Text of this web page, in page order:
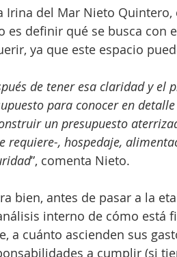
Irina del Mar Nieto
es definir qué se busca con
ya que este espacio
de tener esa claridad y
para conocer en
un presupuesto
requiere-, hospedaje,
”, comenta Nieto.
bien, antes de pasar a la
interno de cómo está
a cuánto ascienden sus
a cumplir (si